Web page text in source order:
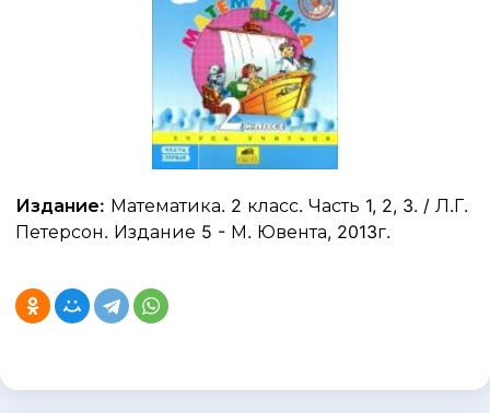
Издание: Математика. 2 класс. Часть 1, 2, 3. / Л.Г.
Петерсон. Издание 5 - М. Ювента, 2013г.